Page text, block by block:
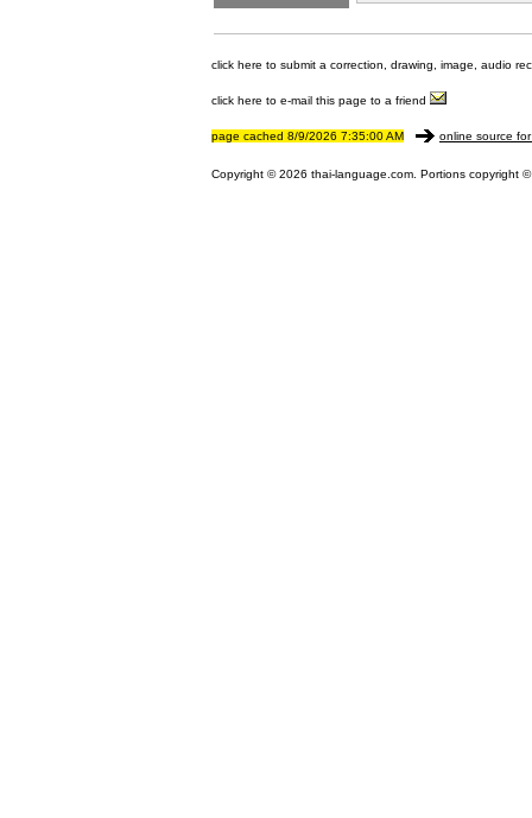
click here to submit a correction, drawing, image, audio
click here to e-mail this page to a friend
page cached 8/9/2026 7:35:00 AM online source
Copyright © 2026 thai-language.com. Portions copyright